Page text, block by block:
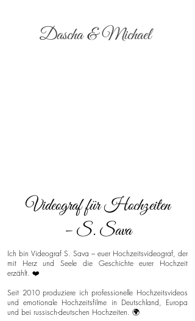
Dascha & Michael
Videograf für Hochzeiten
– S. Sava
Ich bin Videograf S. Sava – euer Hochzeitsvideograf, der
mit Herz und Seele die Geschichte eurer Hochzeit
erzählt. ❤️
Seit 2010 produziere ich professionelle Hochzeitsvideos
und emotionale Hochzeitsfilme in Deutschland, Europa
und bei russisch-deutschen Hochzeiten. 🌍